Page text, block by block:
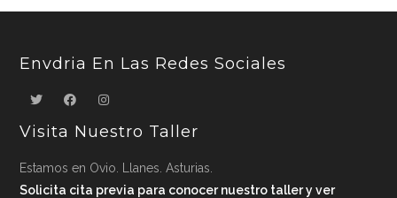
Envdria En Las Redes Sociales
Visita Nuestro Taller
Estamos en Ovio. Llanes. Asturias.
Solicita cita previa para conocer nuestro taller y ver